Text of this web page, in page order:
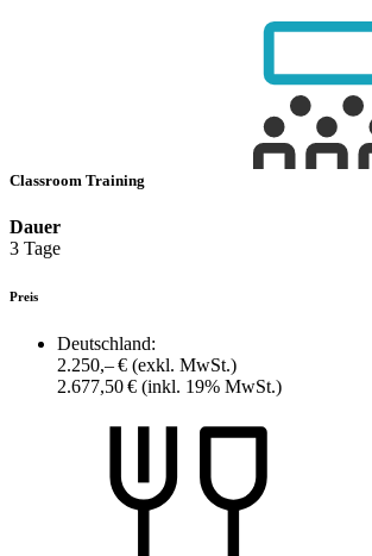
Classroom Training
Dauer
3 Tage
Preis
Deutschland:
2.250,– € (exkl. MwSt.)
2.677,50 € (inkl. 19% MwSt.)